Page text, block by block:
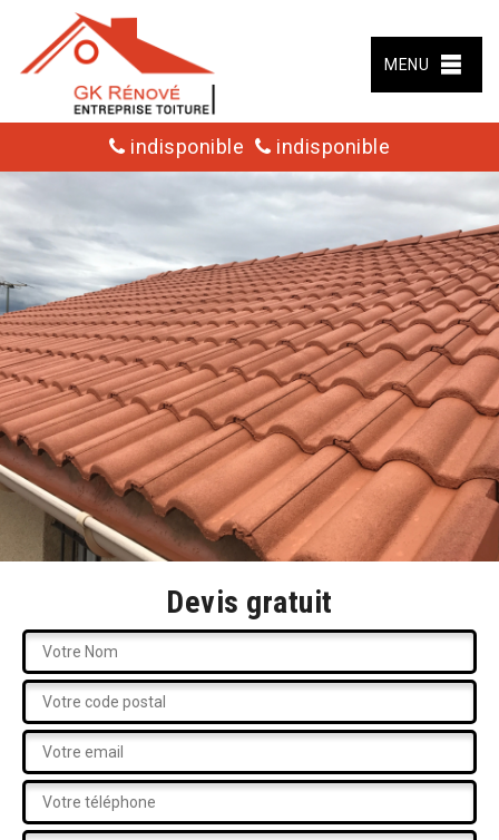
MENU
indisponible indisponible
Devis gratuit